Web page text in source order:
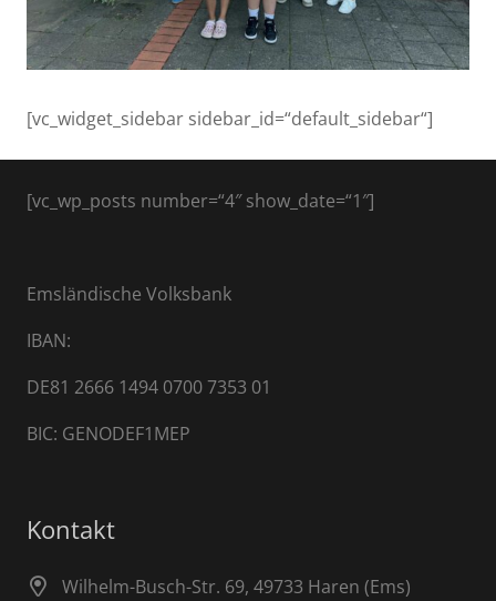
[vc_widget_sidebar sidebar_id=“default_sidebar“]
[vc_wp_posts number=“4″ show_date=“1″]
Emsländische Volksbank
IBAN:
DE81 2666 1494 0700 7353 01
BIC: GENODEF1MEP
Kontakt
Wilhelm-Busch-Str. 69, 49733 Haren (Ems)